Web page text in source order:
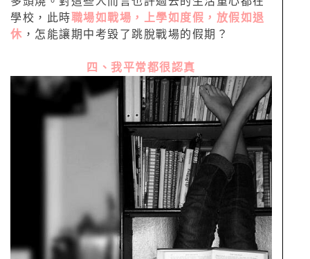
學校，此時職場如戰場，上學如度假，放假如退
休 ，怎能讓期中考毀了跳脫戰場的假期？
四、我平常都很認真